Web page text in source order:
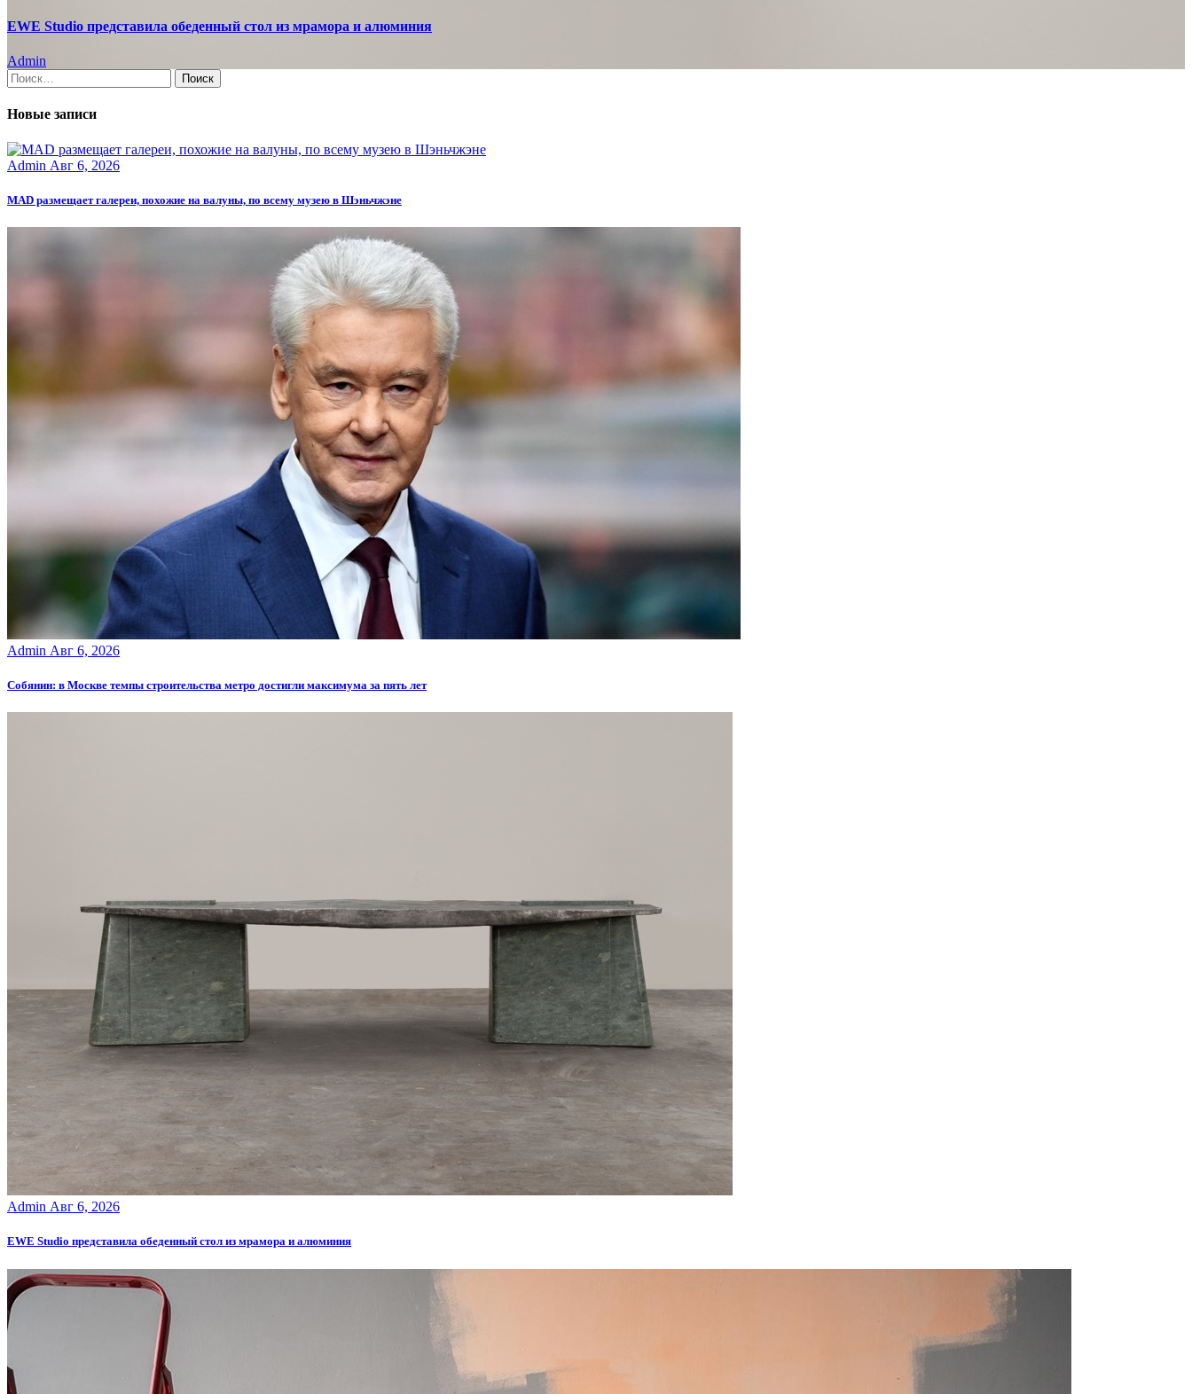
EWE Studio представила обеденный стол из мрамора и алюминия
Admin
Найти:
Новые записи
Admin Авг 6, 2026
MAD размещает галереи, похожие на валуны, по всему музею в Шэньчжэне
Admin Авг 6, 2026
Собянин: в Москве темпы строительства метро достигли максимума за пять лет
Admin Авг 6, 2026
EWE Studio представила обеденный стол из мрамора и алюминия